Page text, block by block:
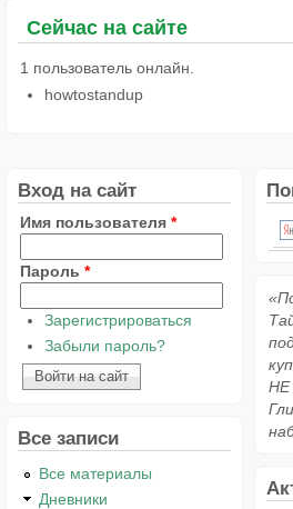
Сейчас на сайте
1 пользователь онлайн.
howtostandup
Вход на сайт
Имя пользователя *
Пароль *
Зарегистрироваться
Забыли пароль?
Все записи
Все материалы
Дневники